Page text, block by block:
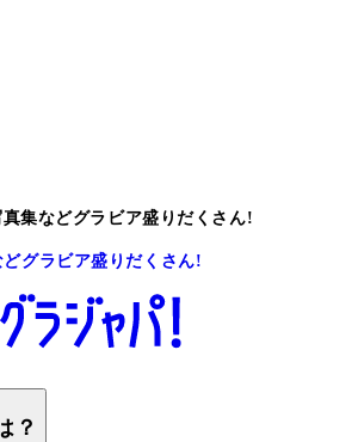
集などグラビア盛りだくさん!
グラビア盛りだくさん!
？